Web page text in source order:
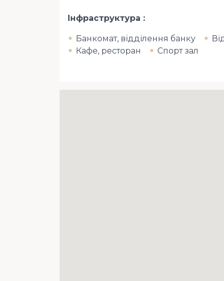
Інфраструктура
Банкомат, відділення банку
Кафе, ресторан
Спорт зал